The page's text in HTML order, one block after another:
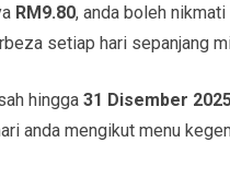
RM9.80, anda boleh
setiap hari sepanjang
hingga 31 Disember
anda mengikut menu